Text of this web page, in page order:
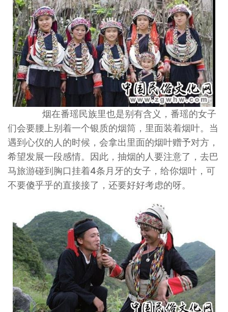
烟在番瑶民族里也是别有含义，番瑶的女子
们会要腰上别着一个银质的烟筒，里面装着烟叶。当
遇到心仪的人的时候，会拿出里面的烟叶赠予对方，
希望发展一段感情。因此，抽烟的人要注意了，去巴
马旅游碰到胸口挂着4条月牙的女子，给你烟叶，可
不要傻乎乎的直接接了，还要好好考虑的呀。